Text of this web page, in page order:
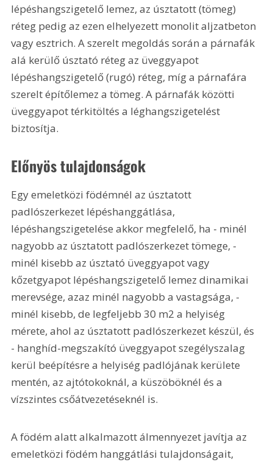
lépéshangszigetelő lemez, az úsztatott (tömeg)
réteg pedig az ezen elhelyezett monolit aljzatbeton
vagy esztrich. A szerelt megoldás során a párnafák
alá kerülő úsztató réteg az üveggyapot
lépéshangszigetelő (rugó) réteg, míg a párnafára
szerelt építőlemez a tömeg. A párnafák közötti
üveggyapot térkitöltés a léghangszigetelést
biztosítja.
Előnyös tulajdonságok
Egy emeletközi födémnél az úsztatott
padlószerkezet lépéshanggátlása,
lépéshangszigetelése akkor megfelelő, ha - minél
nagyobb az úsztatott padlószerkezet tömege, -
minél kisebb az úsztató üveggyapot vagy
kőzetgyapot lépéshangszigetelő lemez dinamikai
merevsége, azaz minél nagyobb a vastagsága, -
minél kisebb, de legfeljebb 30 m2 a helyiség
mérete, ahol az úsztatott padlószerkezet készül, és
- hanghíd-megszakító üveggyapot szegélyszalag
kerül beépítésre a helyiség padlójának kerülete
mentén, az ajtótokoknál, a küszöböknél és a
vízszintes csőátvezetéseknél is.
A födém alatt alkalmazott álmennyezet javítja az
emeletközi födém hanggátlási tulajdonságait,